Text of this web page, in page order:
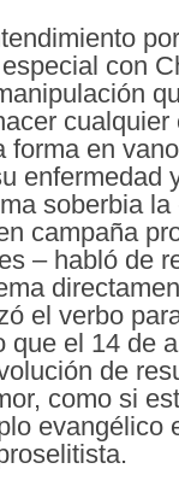
con
forma en
enfermedad
soberbia
campaña
– habló de
el verbo
que el 14 de
de
como si
evangélico